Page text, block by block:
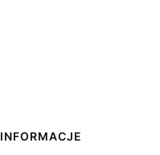
INFORMACJE